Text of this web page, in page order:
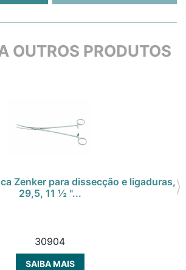
OUTROS PRODUTOS
Zenker para dissecção e ligaduras,
29,5, 11 ½ "...
30904
SAIBA MAIS